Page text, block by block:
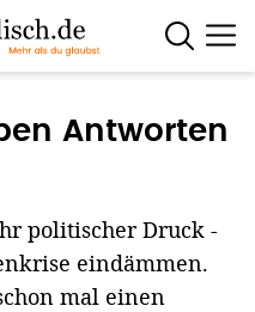
Antworten
politischer Druck -
eindämmen.
mal einen